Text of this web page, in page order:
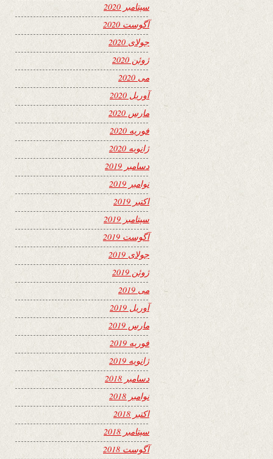
سپتامبر 2020
آگوست 2020
جولای 2020
ژوئن 2020
می 2020
آوریل 2020
مارس 2020
فوریه 2020
ژانویه 2020
دسامبر 2019
نوامبر 2019
اکتبر 2019
سپتامبر 2019
آگوست 2019
جولای 2019
ژوئن 2019
می 2019
آوریل 2019
مارس 2019
فوریه 2019
ژانویه 2019
دسامبر 2018
نوامبر 2018
اکتبر 2018
سپتامبر 2018
آگوست 2018